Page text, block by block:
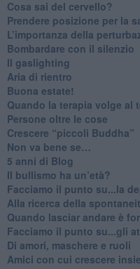
​Cosa sai del cervello?
Prendere posizione per la
L’importanza della
​Bombardare con il silenzio
Il gaslighting
Aria di rientro
Buona estate!
​Quando la terapia volge al
​Persone oltre le cose
​Crescere “piccoli Buddha”
Non va bene se…
​5 anni di Blog
​Il bullismo ha un’età?
Facciamo il punto su...la
​Alla ricerca della
​Quando lasciar andare è
Facciamo il punto su...gli
Di amori, maschere e ruoli
​Amici con cui crescere